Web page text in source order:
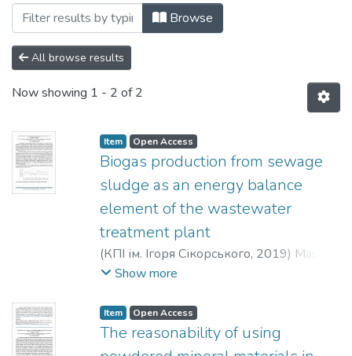
Browsing Чиста вода.
Browse
All browse results
Now showing 1 - 2 of 2
Item Open Access
Biogas production from sewage
sludge as an energy balance
element of the wastewater
treatment plant
(КПІ ім. Ігоря Сікорського, 2019) Masłoń,
A. ;Czarnota, J.
Show more
Item Open Access
The reasonability of using